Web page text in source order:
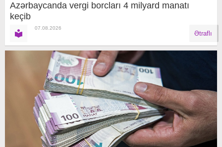
Azərbaycanda vergi borcları 4 milyard manatı
keçib
07.08.2026
Ətraflı